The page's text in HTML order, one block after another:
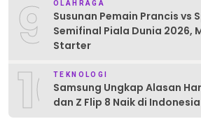
9 OLAHRAGA
Susunan Pemain Prancis vs
Semifinal Piala Dunia 2026,
Starter
10TEKNOLOGI
Samsung Ungkap Alasan
dan Z Flip 8 Naik di Indonesia